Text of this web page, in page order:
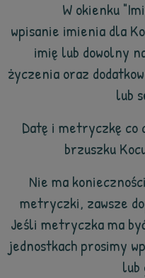
W okienku
wpisanie imienia dla
imię lub dowolny
życzenia oraz
lub
Datę i metryczkę co
brzuszku
Nie ma
metryczki, zawsze
Jeśli metryczka ma
jednostkach prosimy
lub